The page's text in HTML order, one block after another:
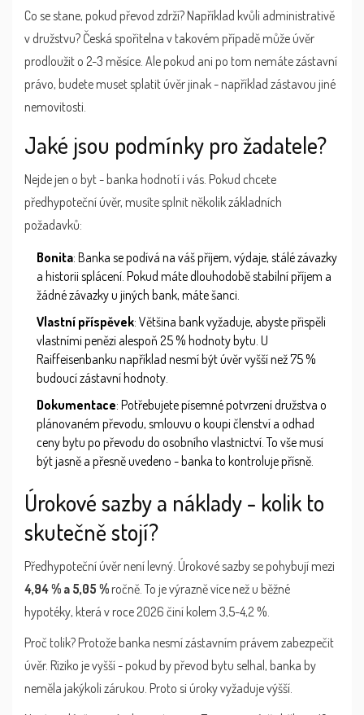
Co se stane, pokud převod zdrží? Například kvůli administrativě
v družstvu? Česká spořitelna v takovém případě může úvěr
prodloužit o 2-3 měsíce. Ale pokud ani po tom nemáte zástavní
právo, budete muset splatit úvěr jinak - například zástavou jiné
nemovitosti.
Jaké jsou podmínky pro žadatele?
Nejde jen o byt - banka hodnotí i vás. Pokud chcete
předhypoteční úvěr, musíte splnit několik základních
požadavků:
Bonita: Banka se podívá na váš příjem, výdaje, stálé závazky
a historii splácení. Pokud máte dlouhodobě stabilní příjem a
žádné závazky u jiných bank, máte šanci.
Vlastní příspěvek: Většina bank vyžaduje, abyste přispěli
vlastními penězi alespoň 25 % hodnoty bytu. U
Raiffeisenbanku například nesmí být úvěr vyšší než 75 %
budoucí zástavní hodnoty.
Dokumentace: Potřebujete písemné potvrzení družstva o
plánovaném převodu, smlouvu o koupi členství a odhad
ceny bytu po převodu do osobního vlastnictví. To vše musí
být jasně a přesně uvedeno - banka to kontroluje přísně.
Úrokové sazby a náklady - kolik to
skutečně stojí?
Předhypoteční úvěr není levný. Úrokové sazby se pohybují mezi
4,94 % a 5,05 % ročně. To je výrazně více než u běžné
hypotéky, která v roce 2026 činí kolem 3,5-4,2 %.
Proč tolik? Protože banka nesmí zástavním právem zabezpečit
úvěr. Riziko je vyšší - pokud by převod bytu selhal, banka by
neměla jakýkoli zárukou. Proto si úroky vyžaduje výšší.